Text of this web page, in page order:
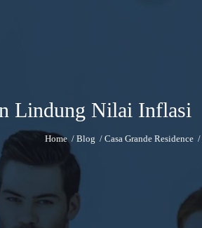
Lindung Nilai Inflasi
Home / Blog / Casa Grande Residence /